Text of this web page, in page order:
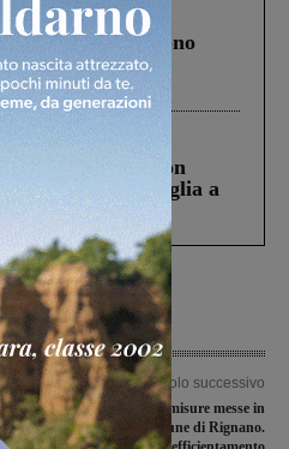
A1 in cui morirono
Lo schianto, il
fra tir....
di Castiglion
aveva ucciso la figlia a
Articolo successivo
Caro energia, le misure messe in
campo dal comune di Rignano.